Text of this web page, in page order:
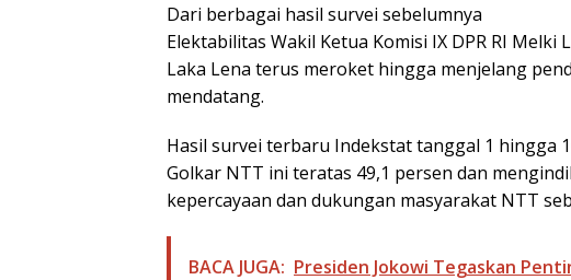
Dari berbagai hasil survei sebelumnya
Elektabilitas Wakil Ketua Komisi IX DPR RI Melki
Laka Lena terus meroket hingga menjelang
mendatang.
Hasil survei terbaru Indekstat tanggal 1 hingga
Golkar NTT ini teratas 49,1 persen dan
kepercayaan dan dukungan masyarakat NTT
BACA JUGA: Presiden Jokowi Tegaskan